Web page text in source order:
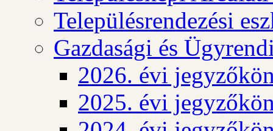
Településrendezési
Gazdasági és
2026. évi
2025. évi